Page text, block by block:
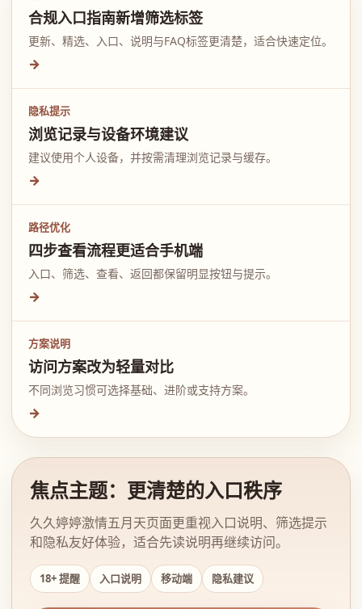
合规入口指南新增筛选标签
更新、精选、入口、说明与FAQ标签更清楚，适合快速定位。
→
隐私提示
浏览记录与设备环境建议
建议使用个人设备，并按需清理浏览记录与缓存。
→
路径优化
四步查看流程更适合手机端
入口、筛选、查看、返回都保留明显按钮与提示。
→
方案说明
访问方案改为轻量对比
不同浏览习惯可选择基础、进阶或支持方案。
→
焦点主题：更清楚的入口秩序
久久婷婷激情五月天页面更重视入口说明、筛选提示
和隐私友好体验，适合先读说明再继续访问。
18+ 提醒 入口说明 移动端 隐私建议